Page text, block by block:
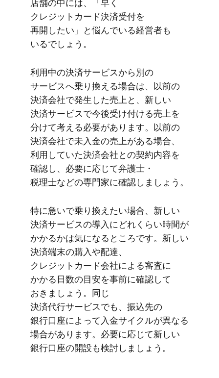
店舗の​中には、​「早く​
クレジットカード決済受付を​
再開したい」と​悩んでいる​経営者も​
いるでしょう。
利用中の​決済サービスから​別の​
サービスへ​乗り換える​場合は、​以前の​
決済会社で​発生した売上と、​新しい​
決済サービスで​今後受け付ける​売上を​
分けて​考える​必要が​あります。​以前の​
決済会社で​未入金の​売上が​ある​場合、​
利用していた​決済会社との​契約内容を​
確認し、​必要に​応じて​弁護士・
税理士などの​専門家に​確認しましょう。
特に​急いで​乗り換えたい​場合、​新しい​
決済サービスの​導入に​どれくらい​時間が​
かかるかは​気に​なる​ところです。​新しい​
決済端末の​購入や​配達、​
クレジットカード会社に​よる​審査に​
かかる​日数の​目安を​事前に​確認して​
おきましょう。​同じ​
決済代行サービスでも、​振込先の​
銀行口座に​よって​入金サイクルが​異なる​
場合が​あります。​必要に​応じて​新しい​
銀行口座の​開設も​検討しましょう。